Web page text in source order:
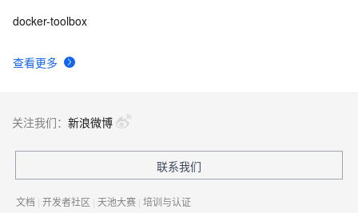
查看更多
docker-toolbox
关注我们： 新浪微博
联系我们
文档 | 开发者社区 | 天池大赛 | 培训与认证